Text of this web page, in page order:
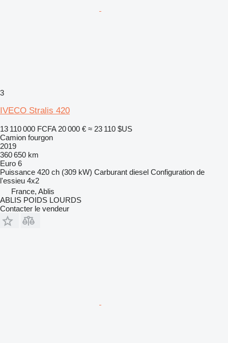
3
IVECO Stralis 420
13 110 000 FCFA 20 000 € ≈ 23 110 $US
Camion fourgon
2019
360 650 km
Euro 6
Puissance 420 ch (309 kW) Carburant diesel Configuration de
l'essieu 4x2
France, Ablis
ABLIS POIDS LOURDS
Contacter le vendeur